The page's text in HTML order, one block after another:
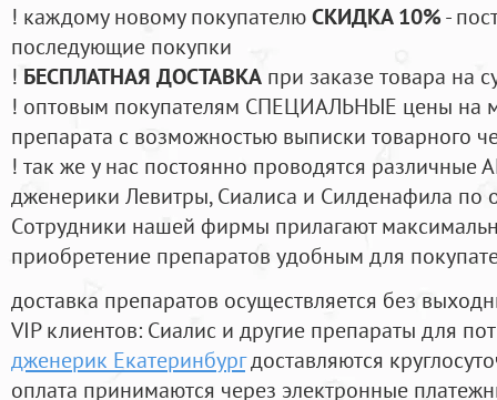
! каждому новому покупателюСКИДКА 10%-
последующие покупки
! БЕСПЛАТНАЯ ДОСТАВКА при заказе товара на
! оптовым покупателям СПЕЦИАЛЬНЫЕ цены на
препарата с возможностью выписки товарного
! так же у нас постоянно проводятся
дженерики Левитры, Сиалиса и Силденафила по
Cотрудники нашей фирмы прилагают
приобретение препаратов удобным для
доставка препаратов осуществляется без
VIP клиентов: Сиалис и другие препараты для
дженерик Екатеринбургдоставляются
оплата принимаются через электронные